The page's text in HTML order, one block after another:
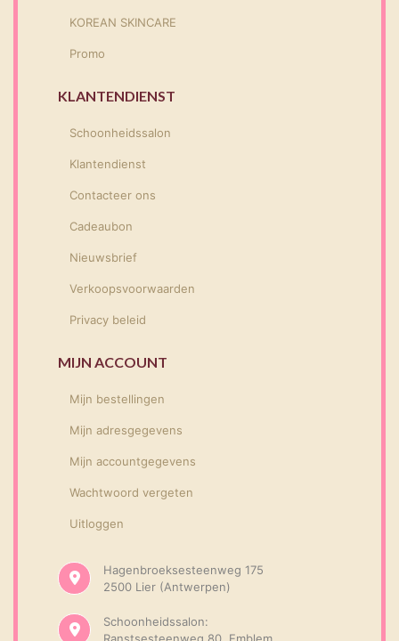
KOREAN SKINCARE
Promo
KLANTENDIENST
Schoonheidssalon
Klantendienst
Contacteer ons
Cadeaubon
Nieuwsbrief
Verkoopsvoorwaarden
Privacy beleid
MIJN ACCOUNT
Mijn bestellingen
Mijn adresgegevens
Mijn accountgegevens
Wachtwoord vergeten
Uitloggen
Hagenbroeksesteenweg 175
2500 Lier (Antwerpen)
Schoonheidssalon: